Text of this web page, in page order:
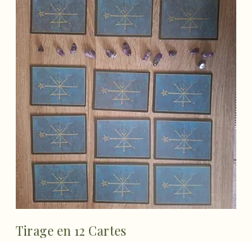
Tirage en 12 Cartes